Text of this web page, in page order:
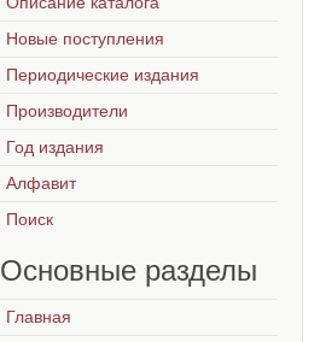
Новые поступления
Периодические издания
Производители
Год издания
Алфавит
Поиск
Основные разделы
Главная